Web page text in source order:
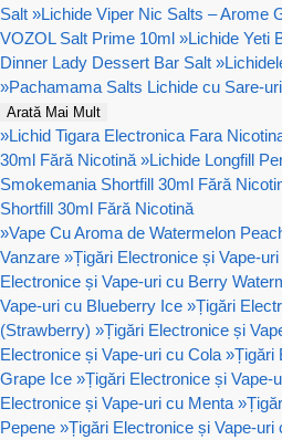
Salt »Lichide Viper Nic Salts – Arome
VOZOL Salt Prime 10ml »Lichide Yeti
Dinner Lady Dessert Bar Salt »
»Pachamama Salts Lichide cu Sare-
Arată Mai Mult
»Lichid Tigara Electronica Fara
30ml Fără Nicotină »Lichide Longfill
Smokemania Shortfill 30ml Fără
Shortfill 30ml Fără Nicotină
»Vape Cu Aroma de Watermelon
Vanzare »Țigări Electronice și Vape-
Electronice și Vape-uri cu Berry
Vape-uri cu Blueberry Ice »Țigări
(Strawberry) »Țigări Electronice și
Electronice și Vape-uri cu Cola »Țigări
Grape Ice »Țigări Electronice și Vape-
Electronice și Vape-uri cu Menta »
Pepene »Țigări Electronice și Vape-